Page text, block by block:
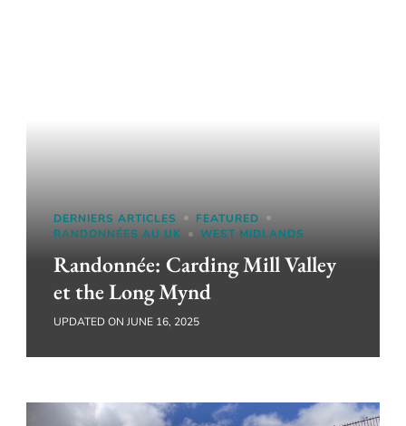
DERNIERS ARTICLES
FEATURED
RANDONNÉES AU UK
WEST MIDLANDS
Randonnée: Carding Mill Valley
et the Long Mynd
UPDATED ON JUNE 16, 2025